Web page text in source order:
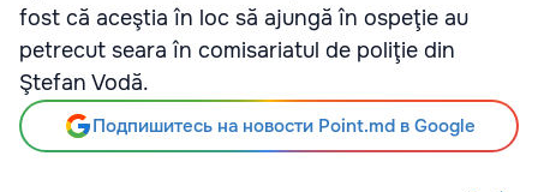
fost că aceştia în loc să ajungă în ospeţie au
petrecut seara în comisariatul de poliţie din
Ştefan Vodă.
Подпишитесь на новости Point.md в Google